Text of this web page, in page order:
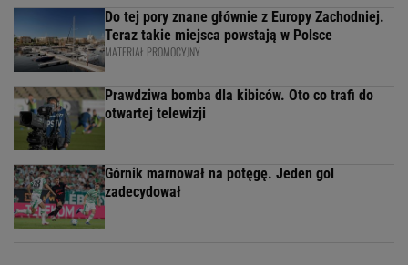
Do tej pory znane głównie z Europy Zachodniej.
Teraz takie miejsca powstają w Polsce
MATERIAŁ PROMOCYJNY
Prawdziwa bomba dla kibiców. Oto co trafi do
otwartej telewizji
Górnik marnował na potęgę. Jeden gol
zadecydował